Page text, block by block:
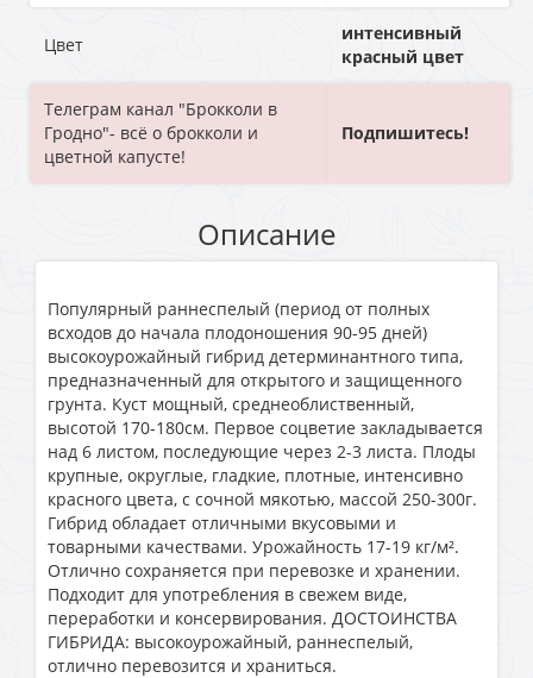
Цвет
интенсивный
красный цвет
Телеграм канал "Брокколи в
Гродно"- всё о брокколи и
цветной капусте!
Подпишитесь!
Описание
Популярный раннеспелый (период от полных
всходов до начала плодоношения 90-95 дней)
высокоурожайный гибрид детерминантного типа,
предназначенный для открытого и защищенного
грунта. Куст мощный, среднеоблиственный,
высотой 170-180см. Первое соцветие закладывается
над 6 листом, последующие через 2-3 листа. Плоды
крупные, округлые, гладкие, плотные, интенсивно
красного цвета, с сочной мякотью, массой 250-300г.
Гибрид обладает отличными вкусовыми и
товарными качествами. Урожайность 17-19 кг/м².
Отлично сохраняется при перевозке и хранении.
Подходит для употребления в свежем виде,
переработки и консервирования. ДОСТОИНСТВА
ГИБРИДА: высокоурожайный, раннеспелый,
отлично перевозится и храниться.